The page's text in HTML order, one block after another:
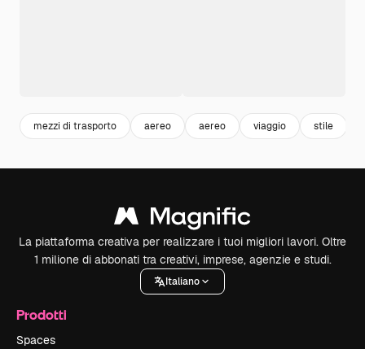
mezzi di trasporto aereo aereo viaggio stile
La piattaforma creativa per realizzare i tuoi migliori lavori. Oltre
1 milione di abbonati tra creativi, imprese, agenzie e studi.
Italiano
Prodotti
Spaces